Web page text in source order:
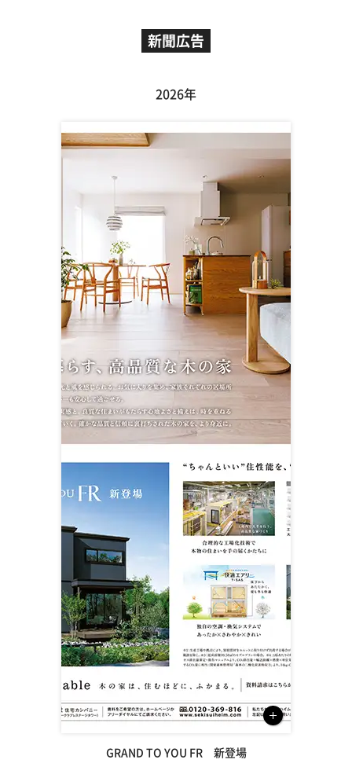
放送時間：日曜19時00分～
新聞広告
2026年
GRAND TO YOU FR 新登場